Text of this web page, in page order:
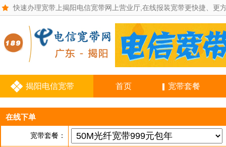
快速办理宽带上揭阳电信宽带网上营业厅,在线报装宽带更快捷、更
揭阳电信宽带 首页 宽带套餐
在线下单
宽带套餐：